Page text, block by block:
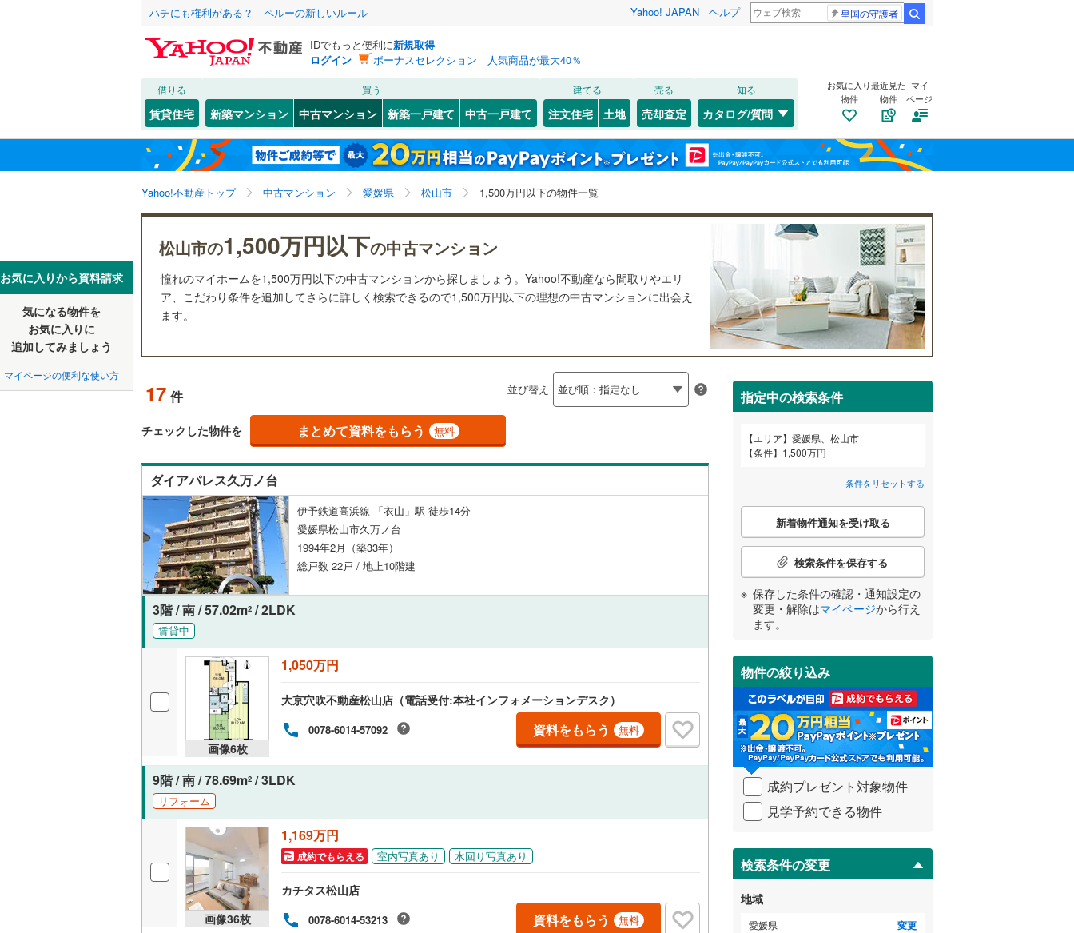
ハチにも権利がある？ ペルーの新しいルール Yahoo! JAPAN ヘルプ 皇国の守護者
IDでもっと便利に新規取得
ログイン
ボーナスセレクション 人気商品が最大40％
借りる
賃貸住宅
買う
新築マンション 中古マンション 新築一戸建て 中古一戸建て
建てる
注文住宅 土地
売る
売却査定
知る
カタログ/質問
お気に入り
物件
最近見た
物件
マイ
ページ
Yahoo!不動産トップ 中古マンション 愛媛県 松山市 1,500万円以下の物件一覧
お気に入りから資料請求
気になる物件を
お気に入りに
追加してみましょう
マイページの便利な使い方
松山市の1,500万円以下の中古マンション
憧れのマイホームを1,500万円以下の中古マンションから探しましょう。Yahoo!不動産なら間取りやエリ
ア、こだわり条件を追加してさらに詳しく検索できるので1,500万円以下の理想の中古マンションに出会え
ます。
17 件 並び替え
チェックした物件を まとめて資料をもらう 無料
ダイアパレス久万ノ台
伊予鉄道高浜線 「衣山」駅 徒歩14分
愛媛県松山市久万ノ台
1994年2月（築33年）
総戸数 22戸 / 地上10階建
3階 / 南 / 57.02m2 / 2LDK
賃貸中
画像6枚
1,050万円
大京穴吹不動産松山店（電話受付:本社インフォメーションデスク）
0078-6014-57092 資料をもらう 無料
9階 / 南 / 78.69m2 / 3LDK
リフォーム
画像36枚
1,169万円
成約でもらえる 室内写真あり 水回り写真あり
カチタス松山店
0078-6014-53213 資料をもらう 無料
指定中の検索条件
エリア
愛媛県、松山市
条件
1,500万円
条件をリセットする
こ
検
条
件
受
け
取
る
・
条
件
を
イ
ペ
ジ
に
保
存
す
る
新着物件通知を受け取る
検索条件を保存する
保存した条件の確認・通知設定の
変更・解除はマイページから行え
ます。
物件の絞り込み
成約プレゼント対象物件
見学予約できる物件
検索条件の変更
地域
愛媛県 変更
北海道 北海道
東北 青森 岩手 宮城 秋田 山形 福島
関東 東京 神奈川 埼玉 千葉
新潟
東海 愛知 岐阜 静岡 三重
近畿 和歌山
中国 鳥取 島根 岡山 広島 山口
高知
福岡 佐賀 長崎 鹿児島
該当物件0件 条件をリセットする
松山市(17) 今治市(2) 宇和島市(0)
八幡浜市(0) 新居浜市(2) 西条市(1)
大洲市
(0 伊予市(0)
西予市 (0) 越智郡上島町(
上浮穴郡久万高原町
喜多郡内子町(0) 西宇和郡伊方町(0) 北宇和郡松野町(0)
該当物件0件 条件をリセットする
石手(1) 和泉北(2) 祝谷町(1)
久万ノ台(2) 三番町(1) 清水町(1)
竹原( 中央(3)
道後姫塚(1) 味酒町(1)
宮西 (1 )
該当物件0件 条件をリセットする
JR 予讃線(2) 内子線(0) 予土線(0)
私鉄・その他 伊予鉄道高浜線(9) 伊予鉄道横河原線( 1)
伊予鉄道(9) 伊予鉄道城南線(3) 伊予鉄道本町線(4)
該当物件0件 条件をリセットする
該当物件0件 条件をリセットする
こだわり条件 リフォーム、リノベーション
リノベーション・リフォーム
（2）
築古・築30年以上（15）
共用設備
宅配ボックスあり 自転車置き場（
トランクルーム （ 0 ）
駐車場空きあり（近隣を含む）
オートロック（8） 防犯カメラ（0）
管理・管理規約
24時間有人管理（0）
配置、向き、建ち方、日当たり
2階以上 （17）
階下に住戸なし（ 0 ） 最上階（1）
構造・規模・施工・品質・工法関連
制震構造（0）
低層マンション（4階建て以
下）（3
立地
最寄りの駅が始発駅（0） 海まで2km以内（ 小学校まで1km以内（0）
共用施設
ゲストルーム（0）
床暖房（0） オール電化
ＴＶモニタ付インターホン
（3）
該当物件0件 条件をリセットする
検索条件を保存しました
この検索条件の新着物件通知は、 マイページから設定できます。
保存した条件を見る
愛媛県、松山市、1,500万円
マイページ
閉じる お気に入りリストを見る
閉じる
閉じる お気に入りリストを見る
閉じる